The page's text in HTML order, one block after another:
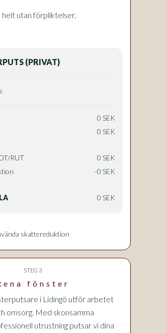
utan förpliktelser.
(PRIVAT)
0 SEK
0 SEK
RUT
0 SEK
-0 SEK
0 SEK
skattereduktion
STEG 3
fönster
i Lidingö utför arbetet
omsorg. Med skonsamma
utrustning putsar vi dina